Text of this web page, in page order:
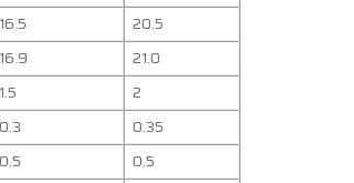
16.5
20.5
16.9
21.0
1.5
2
0.3
0.35
0.5
0.5